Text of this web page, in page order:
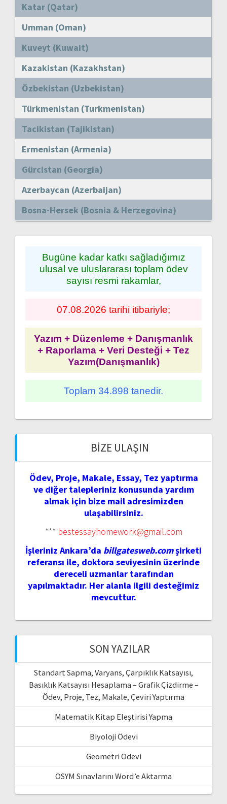
Katar (Qatar)
Umman (Oman)
Kuveyt (Kuwait)
Kazakistan (Kazakhstan)
Özbekistan (Uzbekistan)
Türkmenistan (Turkmenistan)
Tacikistan (Tajikistan)
Ermenistan (Armenia)
Gürcistan (Georgia)
Azerbaycan (Azerbaijan)
Bosna-Hersek (Bosnia & Herzegovina)
Bugüne kadar katkı sağladığımız
ulusal ve uluslararası toplam ödev
sayısı resmi rakamlar,
07.08.2026 tarihi itibariyle;
Yazım + Düzenleme + Danışmanlık
+ Raporlama + Veri Desteği + Tez
Yazım(Danışmanlık)
Toplam 34.898 tanedir.
BIZE ULAŞIN
Ödev, Proje, Makale, Essay, Tez yaptırma
ve diğer talepleriniz konusunda yardım
almak için bize mail adresimizden
ulaşabilirsiniz.
*** bestessayhomework@gmail.com
İşleriniz Ankara’da billgatesweb.comşirketi
referansı ile, doktora seviyesinin üzerinde
dereceli uzmanlar tarafından
yapılmaktadır. Her alanla ilgili desteğimiz
mevcuttur.
SON YAZILAR
Standart Sapma, Varyans, Çarpıklık Katsayısı,
Basıklık Katsayısı Hesaplama – Grafik Çizdirme –
Ödev, Proje, Tez, Makale, Çeviri Yaptırma
Matematik Kitap Eleştirisi Yapma
Biyoloji Ödevi
Geometri Ödevi
ÖSYM Sınavlarını Word’e Aktarma